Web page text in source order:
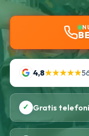
4,8★★★★★
✓ Gratis